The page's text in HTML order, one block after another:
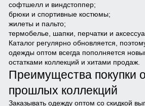
софтшелл и виндстоппер;
брюки и спортивные костюмы;
жилеты и пальто;
термобелье, шапки, перчатки и
Каталог регулярно обновляется,
одежды оптом всегда пополняется
остатками коллекций и хитами продаж.
Преимущества покупки
прошлых коллекций
Заказывать одежду оптом со скидкой